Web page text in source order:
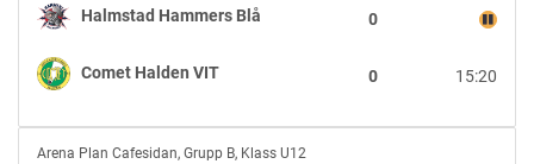
Hammers
Blå
vs
Comet
VIT
Halmstad Hammers Blå 0
Comet Halden VIT 15:20
0
Bäcken
Arena Plan Cafesidan, Grupp B, Klass U12